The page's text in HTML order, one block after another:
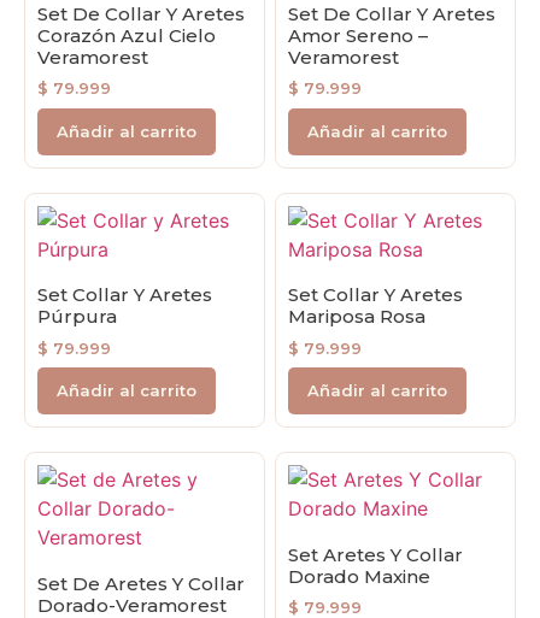
Set De Collar Y Aretes
Corazón Azul Cielo
Veramorest
$ 79.999
Añadir al carrito
Set De Collar Y Aretes
Amor Sereno –
Veramorest
$ 79.999
Añadir al carrito
Set Collar Y Aretes
Púrpura
$ 79.999
Añadir al carrito
Set Collar Y Aretes
Mariposa Rosa
$ 79.999
Añadir al carrito
Set De Aretes Y Collar
Dorado-Veramorest
Set Aretes Y Collar
Dorado Maxine
$ 79.999